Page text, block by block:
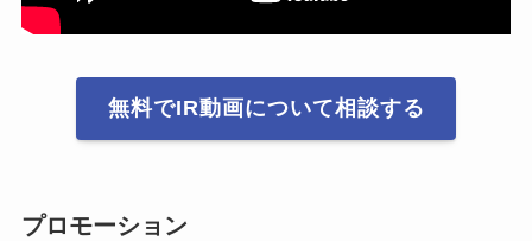
無料でIR動画について相談する
プロモーション